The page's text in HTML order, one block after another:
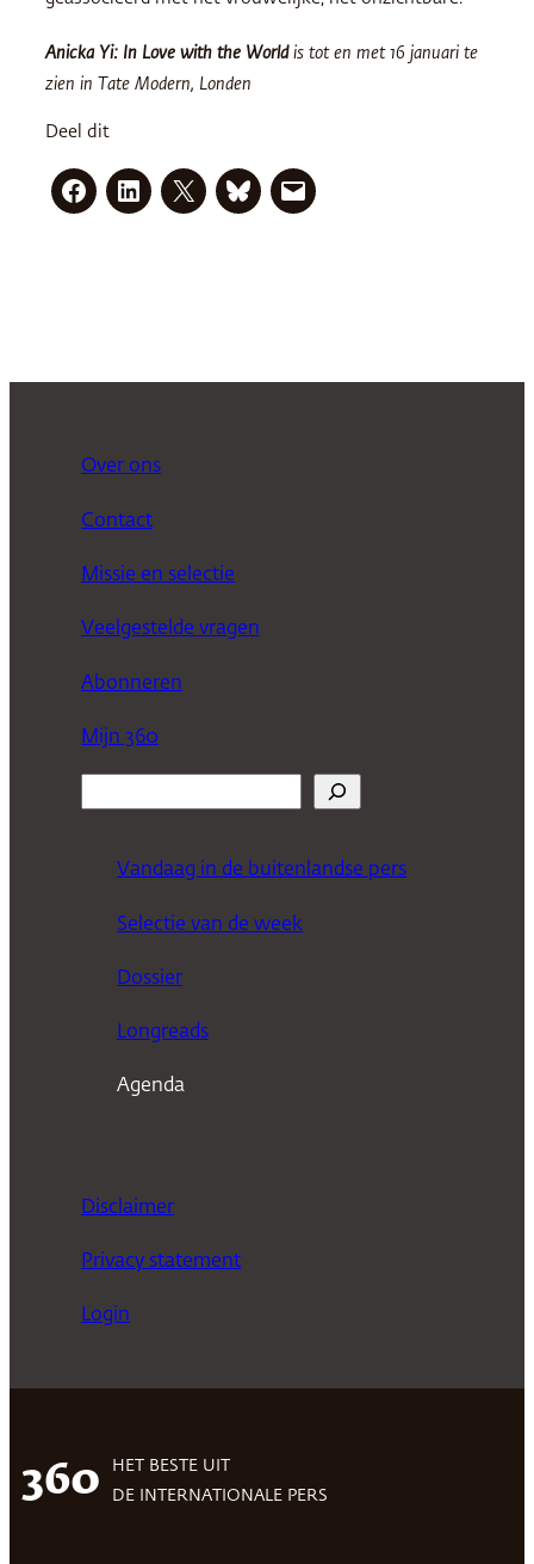
Anicka Yi: In Love with the Worldis tot en met 16 januari te
zien in Tate Modern, Londen
Deel dit
Over ons
Contact
Missie en selectie
Veelgestelde vragen
Abonneren
Mijn 360
Vandaag in de buitenlandse pers
Selectie van de week
Dossier
Longreads
Agenda
Disclaimer
Privacy statement
Login
360
HET BESTE UIT
DE INTERNATIONALE PERS